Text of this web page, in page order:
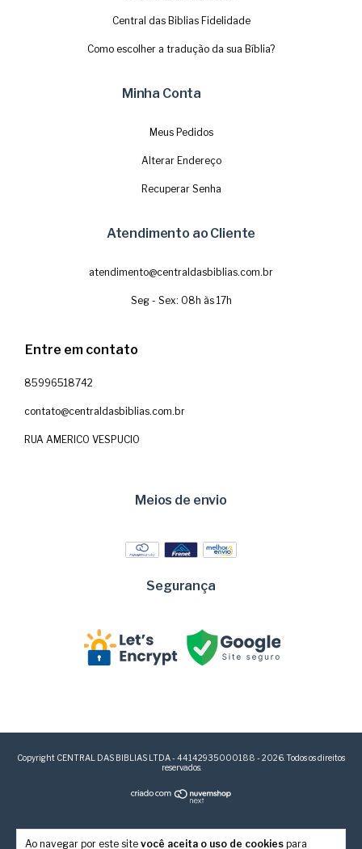
Ao navegar por este site você aceita o uso de cookies para
Central das Biblias Fidelidade
Como escolher a tradução da sua Bíblia?
Minha Conta
Meus Pedidos
Alterar Endereço
Recuperar Senha
Atendimento ao Cliente
atendimento@centraldasbiblias.com.br
Seg - Sex: 08h às 17h
Entre em contato
85996518742
contato@centraldasbiblias.com.br
RUA AMERICO VESPUCIO
Meios de envio
Segurança
Copyright CENTRAL DAS BIBLIAS LTDA - 44142935000188 - 2026. Todos os direitos
reservados.